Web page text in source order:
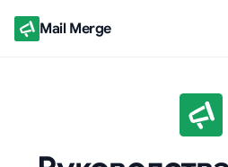
Mail Merge